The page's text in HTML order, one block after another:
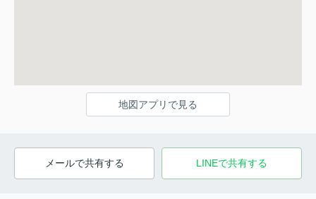
地図アプリで見る
メールで共有する LINEで共有する